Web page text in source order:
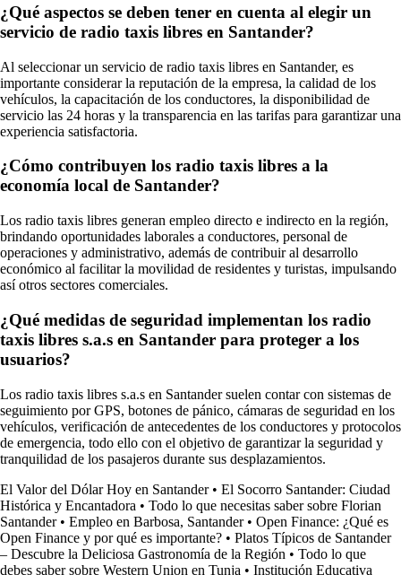
¿Qué aspectos se deben tener en cuenta al elegir un
servicio de radio taxis libres en Santander?
Al seleccionar un servicio de radio taxis libres en Santander, es
importante considerar la reputación de la empresa, la calidad de los
vehículos, la capacitación de los conductores, la disponibilidad de
servicio las 24 horas y la transparencia en las tarifas para garantizar una
experiencia satisfactoria.
¿Cómo contribuyen los radio taxis libres a la
economía local de Santander?
Los radio taxis libres generan empleo directo e indirecto en la región,
brindando oportunidades laborales a conductores, personal de
operaciones y administrativo, además de contribuir al desarrollo
económico al facilitar la movilidad de residentes y turistas, impulsando
así otros sectores comerciales.
¿Qué medidas de seguridad implementan los radio
taxis libres s.a.s en Santander para proteger a los
usuarios?
Los radio taxis libres s.a.s en Santander suelen contar con sistemas de
seguimiento por GPS, botones de pánico, cámaras de seguridad en los
vehículos, verificación de antecedentes de los conductores y protocolos
de emergencia, todo ello con el objetivo de garantizar la seguridad y
tranquilidad de los pasajeros durante sus desplazamientos.
El Valor del Dólar Hoy en Santander• El Socorro Santander: Ciudad
Histórica y Encantadora • Todo lo que necesitas saber sobre Florian
Santander• Empleo en Barbosa, Santander• Open Finance: ¿Qué es
Open Finance y por qué es importante? • Platos Típicos de Santander
– Descubre la Deliciosa Gastronomía de la Región • Todo lo que
debes saber sobre Western Union en Tunja • Institución Educativa